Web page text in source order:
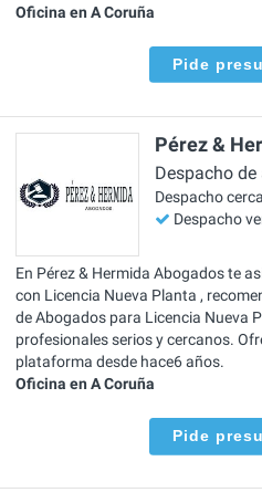
Oficina en A Coruña
Pide
Pérez &
Despacho
Despacho
Despacho
En Pérez & Hermida Abogados te
con Licencia Nueva Planta ,
de Abogados para Licencia Nueva
profesionales serios y cercanos.
plataforma desde hace6 años.
Oficina en A Coruña
Pide